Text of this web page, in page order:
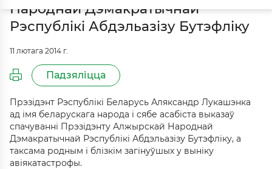
Народнай Дэмакратычнай
Рэспублікі Абдэльазізу Бутэфліку
11 лютага 2014 г.
Падзяліцца
Прэзідэнт Рэспублікі Беларусь Аляксандр Лукашэнка
ад імя беларускага народа і сябе асабіста выказаў
спачуванні Прэзідэнту Алжырскай Народнай
Дэмакратычнай Рэспублікі Абдэльазізу Бутэфліку, а
таксама родным і блізкім загінуўшых у выніку
авіякатастрофы.